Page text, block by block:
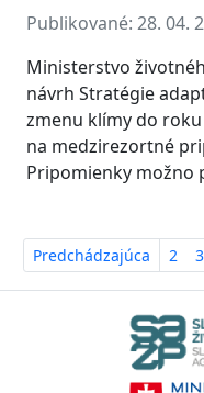
Publikované: 28. 04.
Ministerstvo
návrh Stratégie
zmenu klímy do
na medzirezortné
Pripomienky možno
Predchádzajúca 2 3